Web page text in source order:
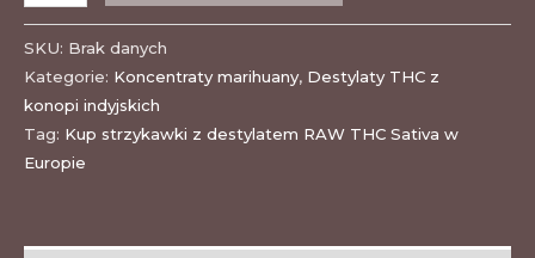
SKU: Brak danych
Kategorie: Koncentraty marihuany, Destylaty THC z
konopi indyjskich
Tag: Kup strzykawki z destylatem RAW THC Sativa w
Europie